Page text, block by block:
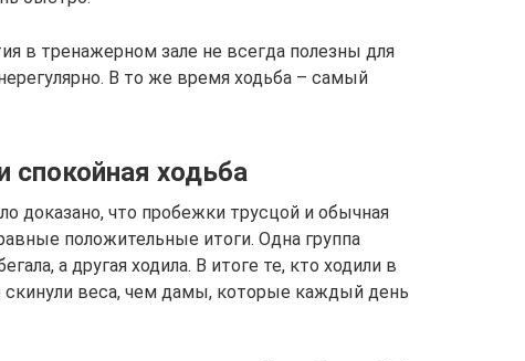
в тренажерном зале не всегда полезны для
В то же время ходьба – самый
спокойная ходьба
доказано, что пробежки трусцой и обычная
положительные итоги. Одна группа
а другая ходила. В итоге те, кто ходили в
веса, чем дамы, которые каждый день